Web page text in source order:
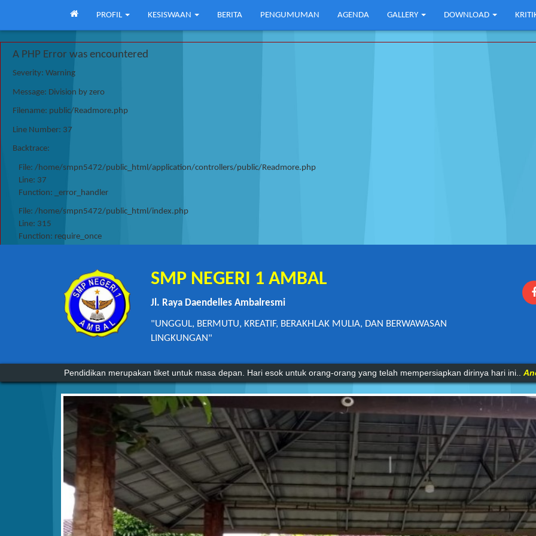
A PHP Error was encountered
Severity: Warning
Message: Division by zero
Filename: public/Readmore.php
Line Number: 37
Backtrace:
File: /home/smpn5472/public_html/application/controllers/public/Readmore.php
Line: 37
Function: _error_handler
File: /home/smpn5472/public_html/index.php
Line: 315
Function: require_once
PROFIL KESISWAAN BERITA PENGUMUMAN AGENDA GALLERY DOWNLOAD
SMP NEGERI 1 AMBAL
Jl. Raya Daendelles Ambalresmi
"UNGGUL, BERMUTU, KREATIF, BERAKHLAK MULIA, DAN BERWAWASAN
LINGKUNGAN"
Pendidikan merupakan tiket untuk masa depan. Hari esok untuk orang-orang yang telah mempersiapkan dirinya hari ini..
Agama tanpa ilmu pengetahuan adalah buta. Dan ilmu pengetahuan tanpa agama adalah lumpuh.Anonim